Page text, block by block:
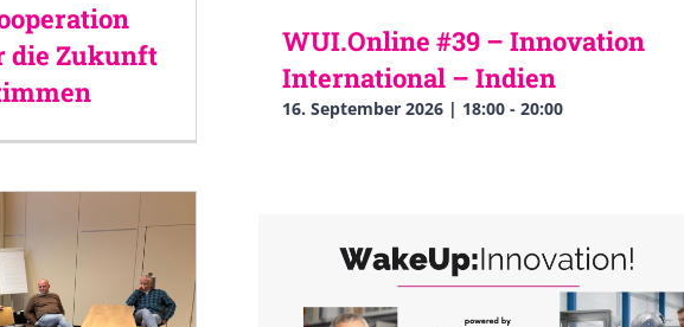
die Zukunft
WUI.Online #39 – Innovation
International – Indien
16. September 2026 | 18:00- 20:00